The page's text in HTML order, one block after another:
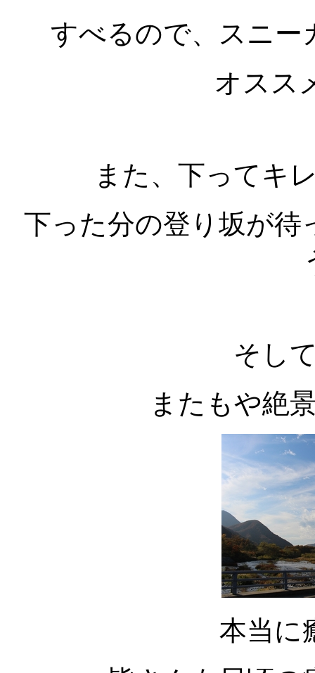
すべるので、スニー
オスス
また、下ってキ
下った分の登り坂が
そし
またもや絶
本当に